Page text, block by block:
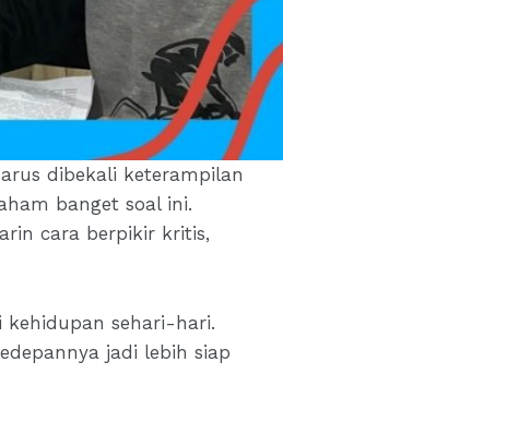
dibekali keterampilan
banget soal ini.
cara berpikir kritis,
sehari-hari.
jadi lebih siap